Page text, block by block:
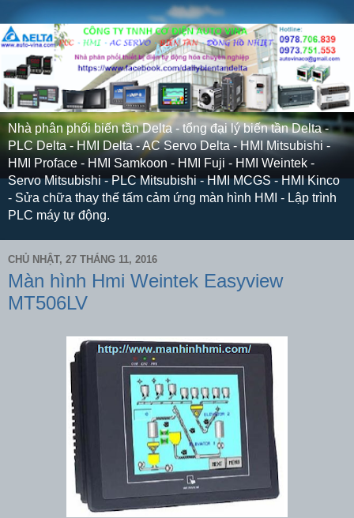
Nhà phân phối biến tần Delta - tổng đại lý biến tần Delta -
PLC Delta - HMI Delta - AC Servo Delta - HMI Mitsubishi -
HMI Proface - HMI Samkoon - HMI Fuji - HMI Weintek -
Servo Mitsubishi - PLC Mitsubishi - HMI MCGS - HMI Kinco
- Sửa chữa thay thế tấm cảm ứng màn hình HMI - Lập trình
PLC máy tự động.
CHỦ NHẬT, 27 THÁNG 11, 2016
Màn hình Hmi Weintek Easyview
MT506LV